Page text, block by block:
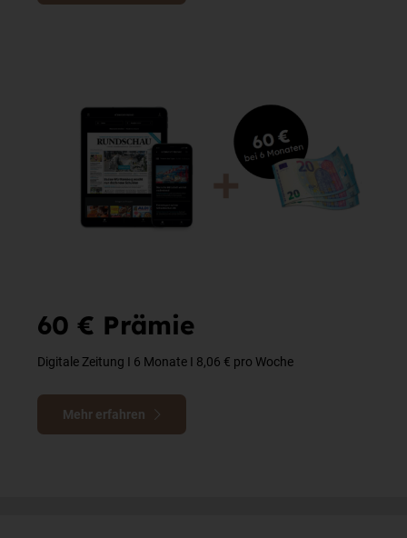
60 € Prämie
Digitale Zeitung I 6 Monate I 8,06 € pro Woche
Mehr erfahren